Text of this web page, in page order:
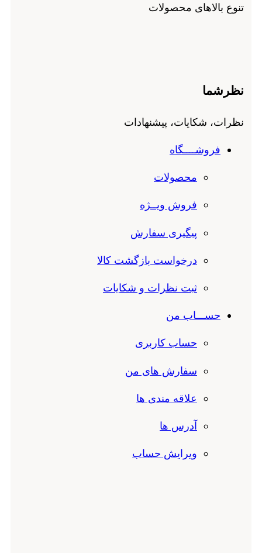
تنوع بالاهای محصولات
نظرشما
نظرات، شکایات، پیشنهادات
فروشــــگاه
محصولات
فروش ویــژه
پیگیری سفارش
درخواست بازگشت کالا
ثبت نظرات و شکایات
حســـاب من
حساب کاربری
سفارش های من
علاقه مندی ها
آدرس ها
ویرایش حساب